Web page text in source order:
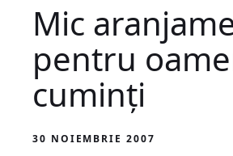
Mic
pentru
cuminţi
30 NOIEMBRIE 2007